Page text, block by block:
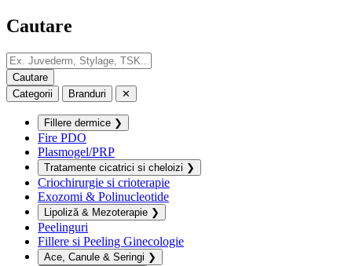
Cautare
Categorii Branduri ✕
Fillere dermice ❯
Fire PDO
Plasmogel/PRP
Tratamente cicatrici si cheloizi ❯
Criochirurgie si crioterapie
Exozomi & Polinucleotide
Lipoliză & Mezoterapie ❯
Peelinguri
Fillere si Peeling Ginecologie
Ace, Canule & Seringi ❯